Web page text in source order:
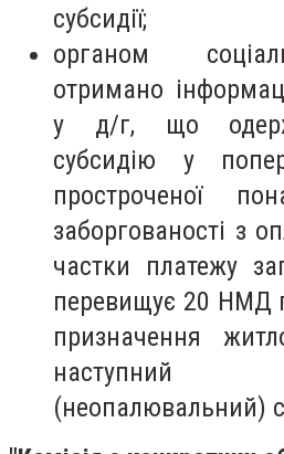
субсидії;
органом
отримано
у д/г, що
субсидію у
простроченої
заборгованості з
частки платежу
перевищує 20 НМД
призначення
наступний
(неопалювальний)